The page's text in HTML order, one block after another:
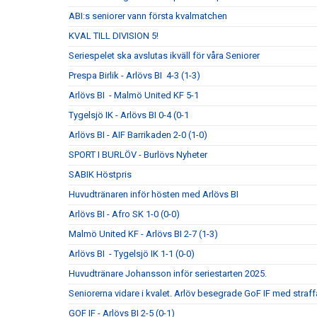
ABI:s seniorer vann första kvalmatchen
KVAL TILL DIVISION 5!
Seriespelet ska avslutas ikväll för våra Seniorer
Prespa Birlik - Arlövs BI 4-3 (1-3)
Arlövs BI - Malmö United KF 5-1
Tygelsjö IK - Arlövs BI 0-4 (0-1
Arlövs BI - AIF Barrikaden 2-0 (1-0)
SPORT I BURLÖV - Burlövs Nyheter
SABIK Höstpris
Huvudtränaren inför hösten med Arlövs BI
Arlövs BI - Afro SK 1-0 (0-0)
Malmö United KF - Arlövs BI 2-7 (1-3)
Arlövs BI - Tygelsjö IK 1-1 (0-0)
Huvudtränare Johansson inför seriestarten 2025.
Seniorerna vidare i kvalet. Arlöv besegrade GoF IF med
GOF IF - Arlövs BI 2-5 (0-1)